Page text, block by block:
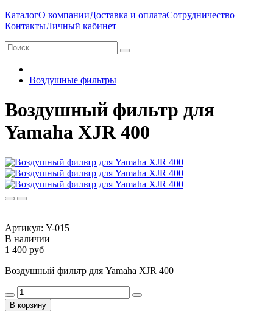
КаталогО компанииДоставка и оплатаСотрудничество
КонтактыЛичный кабинет
Воздушные фильтры
Воздушный фильтр для
Yamaha XJR 400
Артикул: Y-015
В наличии
1 400 руб
Воздушный фильтр для Yamaha XJR 400
В корзину